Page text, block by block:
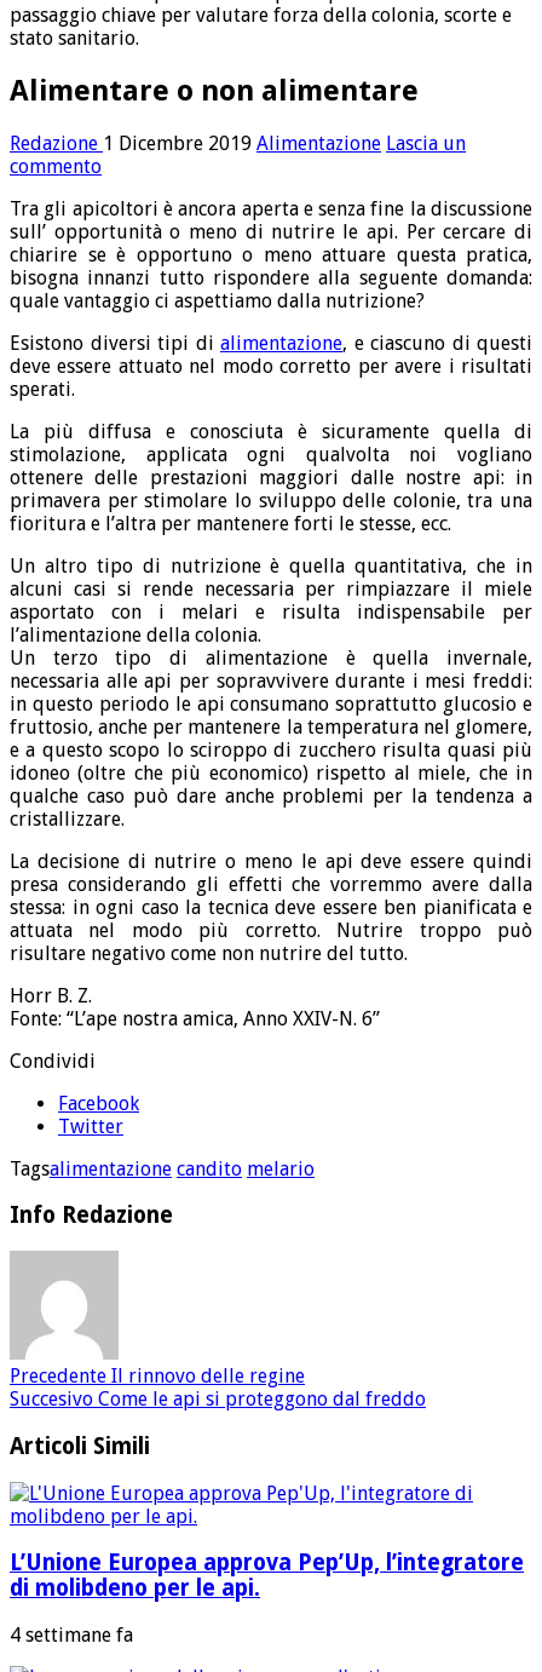
passaggio chiave per valutare forza della colonia, scorte e
stato sanitario.
Alimentare o non alimentare
Redazione 1 Dicembre 2019 Alimentazione Lascia un
commento
Tra gli apicoltori è ancora aperta e senza fine la discussione
sull’ opportunità o meno di nutrire le api. Per cercare di
chiarire se è opportuno o meno attuare questa pratica,
bisogna innanzi tutto rispondere alla seguente domanda:
quale vantaggio ci aspettiamo dalla nutrizione?
Esistono diversi tipi di alimentazione, e ciascuno di questi
deve essere attuato nel modo corretto per avere i risultati
sperati.
La più diffusa e conosciuta è sicuramente quella di
stimolazione, applicata ogni qualvolta noi vogliano
ottenere delle prestazioni maggiori dalle nostre api: in
primavera per stimolare lo sviluppo delle colonie, tra una
fioritura e l’altra per mantenere forti le stesse, ecc.
Un altro tipo di nutrizione è quella quantitativa, che in
alcuni casi si rende necessaria per rimpiazzare il miele
asportato con i melari e risulta indispensabile per
l’alimentazione della colonia.
Un terzo tipo di alimentazione è quella invernale,
necessaria alle api per sopravvivere durante i mesi freddi:
in questo periodo le api consumano soprattutto glucosio e
fruttosio, anche per mantenere la temperatura nel glomere,
e a questo scopo lo sciroppo di zucchero risulta quasi più
idoneo (oltre che più economico) rispetto al miele, che in
qualche caso può dare anche problemi per la tendenza a
cristallizzare.
La decisione di nutrire o meno le api deve essere quindi
presa considerando gli effetti che vorremmo avere dalla
stessa: in ogni caso la tecnica deve essere ben pianificata e
attuata nel modo più corretto. Nutrire troppo può
risultare negativo come non nutrire del tutto.
Horr B. Z.
Fonte: “L’ape nostra amica, Anno XXIV-N. 6”
Condividi
Facebook
Twitter
Tagsalimentazione candito melario
Info Redazione
Precedente Il rinnovo delle regine
Succesivo Come le api si proteggono dal freddo
Articoli Simili
L’Unione Europea approva Pep’Up, l’integratore
di molibdeno per le api.
4 settimane fa